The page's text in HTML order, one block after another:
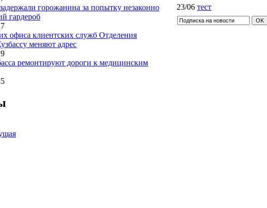
горожанина за попытку незаконно
гардероб
офиса клиентских служб Отделения
меняют адрес
ремонтируют дороги к медицинским
23/06 тест